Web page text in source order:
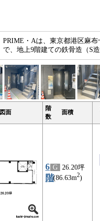
PRIME・Aは、東京都港区麻
で、地上9階建ての鉄骨造（S
図面
階
数
面積
6
階
G 26.20坪
(86.63m2)